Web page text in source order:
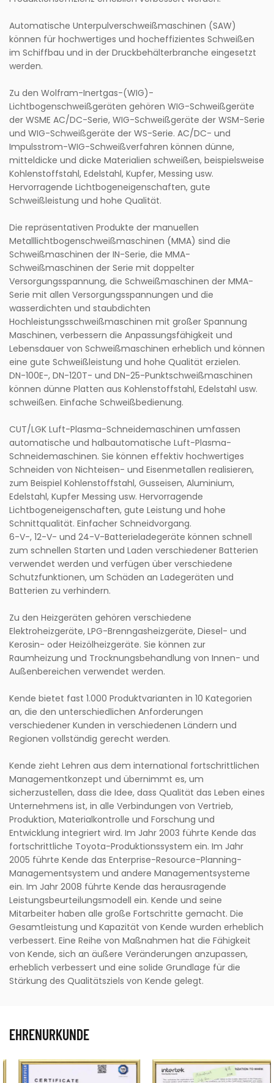
Automatische Unterpulverschweißmaschinen (SAW)
können für hochwertiges und hocheffizientes Schweißen
im Schiffbau und in der Druckbehälterbranche eingesetzt
werden.
Zu den Wolfram-Inertgas-(WIG)-
Lichtbogenschweißgeräten gehören WIG-Schweißgeräte
der WSME AC/DC-Serie, WIG-Schweißgeräte der WSM-Serie
und WIG-Schweißgeräte der WS-Serie. AC/DC- und
Impulsstrom-WIG-Schweißverfahren können dünne,
mitteldicke und dicke Materialien schweißen, beispielsweise
Kohlenstoffstahl, Edelstahl, Kupfer, Messing usw.
Hervorragende Lichtbogeneigenschaften, gute
Schweißleistung und hohe Qualität.
Die repräsentativen Produkte der manuellen
Metalllichtbogenschweißmaschinen (MMA) sind die
Schweißmaschinen der IN-Serie, die MMA-
Schweißmaschinen der Serie mit doppelter
Versorgungsspannung, die Schweißmaschinen der MMA-
Serie mit allen Versorgungsspannungen und die
wasserdichten und staubdichten
Hochleistungsschweißmaschinen mit großer Spannung
Maschinen, verbessern die Anpassungsfähigkeit und
Lebensdauer von Schweißmaschinen erheblich und können
eine gute Schweißleistung und hohe Qualität erzielen.
DN-100E-, DN-120T- und DN-25-Punktschweißmaschinen
können dünne Platten aus Kohlenstoffstahl, Edelstahl usw.
schweißen. Einfache Schweißbedienung.
CUT/LGK Luft-Plasma-Schneidemaschinen umfassen
automatische und halbautomatische Luft-Plasma-
Schneidemaschinen. Sie können effektiv hochwertiges
Schneiden von Nichteisen- und Eisenmetallen realisieren,
zum Beispiel Kohlenstoffstahl, Gusseisen, Aluminium,
Edelstahl, Kupfer Messing usw. Hervorragende
Lichtbogeneigenschaften, gute Leistung und hohe
Schnittqualität. Einfacher Schneidvorgang.
6-V-, 12-V- und 24-V-Batterieladegeräte können schnell
zum schnellen Starten und Laden verschiedener Batterien
verwendet werden und verfügen über verschiedene
Schutzfunktionen, um Schäden an Ladegeräten und
Batterien zu verhindern.
Zu den Heizgeräten gehören verschiedene
Elektroheizgeräte, LPG-Brenngasheizgeräte, Diesel- und
Kerosin- oder Heizölheizgeräte. Sie können zur
Raumheizung und Trocknungsbehandlung von Innen- und
Außenbereichen verwendet werden.
Kende bietet fast 1.000 Produktvarianten in 10 Kategorien
an, die den unterschiedlichen Anforderungen
verschiedener Kunden in verschiedenen Ländern und
Regionen vollständig gerecht werden.
Kende zieht Lehren aus dem international fortschrittlichen
Managementkonzept und übernimmt es, um
sicherzustellen, dass die Idee, dass Qualität das Leben eines
Unternehmens ist, in alle Verbindungen von Vertrieb,
Produktion, Materialkontrolle und Forschung und
Entwicklung integriert wird. Im Jahr 2003 führte Kende das
fortschrittliche Toyota-Produktionssystem ein. Im Jahr
2005 führte Kende das Enterprise-Resource-Planning-
Managementsystem und andere Managementsysteme
ein. Im Jahr 2008 führte Kende das herausragende
Leistungsbeurteilungsmodell ein. Kende und seine
Mitarbeiter haben alle große Fortschritte gemacht. Die
Gesamtleistung und Kapazität von Kende wurden erheblich
verbessert. Eine Reihe von Maßnahmen hat die Fähigkeit
von Kende, sich an äußere Veränderungen anzupassen,
erheblich verbessert und eine solide Grundlage für die
Stärkung des Qualitätsziels von Kende gelegt.
EHRENURKUNDE